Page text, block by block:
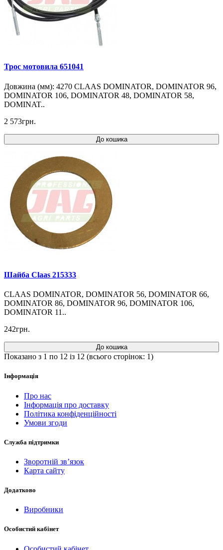
Трос мотовила 651041
Довжина (мм): 4270 CLAAS DOMINATOR, DOMINATOR 96,
DOMINATOR 106, DOMINATOR 48, DOMINATOR 58,
DOMINAT..
2 573грн.
До кошика
Шайба Claas 215333
CLAAS DOMINATOR, DOMINATOR 56, DOMINATOR 66,
DOMINATOR 86, DOMINATOR 96, DOMINATOR 106,
DOMINATOR 11..
242грн.
До кошика
Показано з 1 по 12 із 12 (всього сторінок: 1)
Інформація
Про нас
Інформація про доставку
Політика конфіденційності
Умови згоди
Служба підтримки
Зворотній зв’язок
Карта сайту
Додатково
Виробники
Особистий кабінет